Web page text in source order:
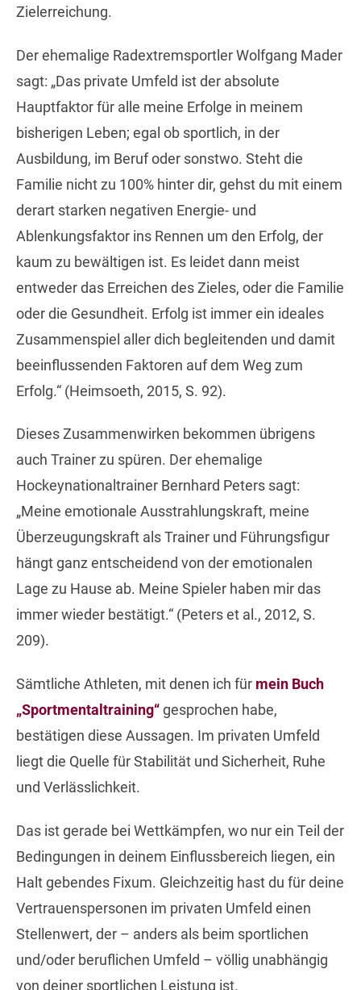
Zielerreichung.
Der ehemalige Radextremsportler Wolfgang Mader
sagt: „Das private Umfeld ist der absolute
Hauptfaktor für alle meine Erfolge in meinem
bisherigen Leben; egal ob sportlich, in der
Ausbildung, im Beruf oder sonstwo. Steht die
Familie nicht zu 100% hinter dir, gehst du mit einem
derart starken negativen Energie- und
Ablenkungsfaktor ins Rennen um den Erfolg, der
kaum zu bewältigen ist. Es leidet dann meist
entweder das Erreichen des Zieles, oder die Familie
oder die Gesundheit. Erfolg ist immer ein ideales
Zusammenspiel aller dich begleitenden und damit
beeinflussenden Faktoren auf dem Weg zum
Erfolg.“ (Heimsoeth, 2015, S. 92).
Dieses Zusammenwirken bekommen übrigens
auch Trainer zu spüren. Der ehemalige
Hockeynationaltrainer Bernhard Peters sagt:
„Meine emotionale Ausstrahlungskraft, meine
Überzeugungskraft als Trainer und Führungsfigur
hängt ganz entscheidend von der emotionalen
Lage zu Hause ab. Meine Spieler haben mir das
immer wieder bestätigt.“ (Peters et al., 2012, S.
209).
Sämtliche Athleten, mit denen ich für mein Buch
„Sportmentaltraining“gesprochen habe,
bestätigen diese Aussagen. Im privaten Umfeld
liegt die Quelle für Stabilität und Sicherheit, Ruhe
und Verlässlichkeit.
Das ist gerade bei Wettkämpfen, wo nur ein Teil der
Bedingungen in deinem Einflussbereich liegen, ein
Halt gebendes Fixum. Gleichzeitig hast du für deine
Vertrauenspersonen im privaten Umfeld einen
Stellenwert, der – anders als beim sportlichen
und/oder beruflichen Umfeld – völlig unabhängig
von deiner sportlichen Leistung ist.